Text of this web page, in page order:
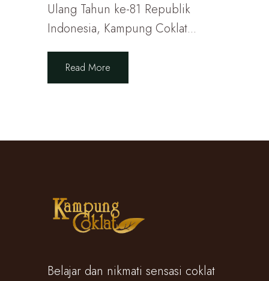
Ulang Tahun ke-81 Republik
Indonesia, Kampung Coklat...
Read More
Belajar dan nikmati sensasi coklat